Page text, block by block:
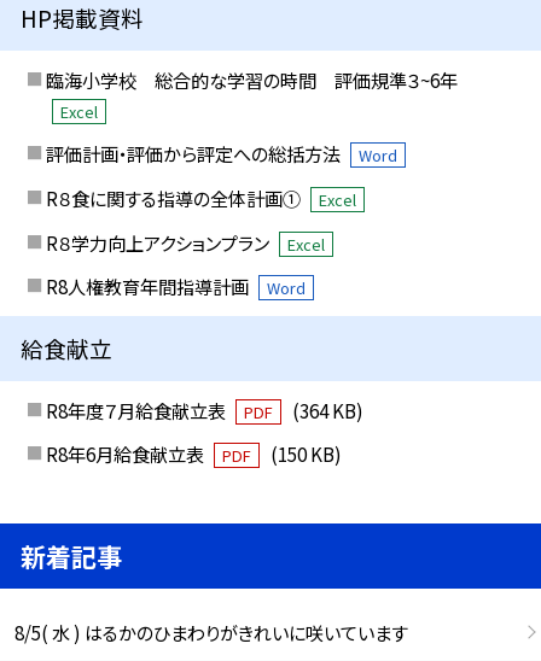
HP掲載資料
臨海小学校 総合的な学習の時間 評価規準３~6年
Excel
評価計画・評価から評定への総括方法 Word
R８食に関する指導の全体計画① Excel
R８学力向上アクションプラン Excel
R8人権教育年間指導計画 Word
給食献立
R8年度７月給食献立表 PDF
(364 KB)
R8年6月給食献立表
PDF (150 KB)
新着記事
8/5( 水 ) はるかのひまわりがきれいに咲いています